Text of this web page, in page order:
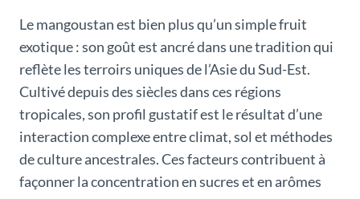
Le mangoustan est bien plus qu’un simple fruit
exotique : son goût est ancré dans une tradition qui
reflète les terroirs uniques de l’Asie du Sud-Est.
Cultivé depuis des siècles dans ces régions
tropicales, son profil gustatif est le résultat d’une
interaction complexe entre climat, sol et méthodes
de culture ancestrales. Ces facteurs contribuent à
façonner la concentration en sucres et en arômes